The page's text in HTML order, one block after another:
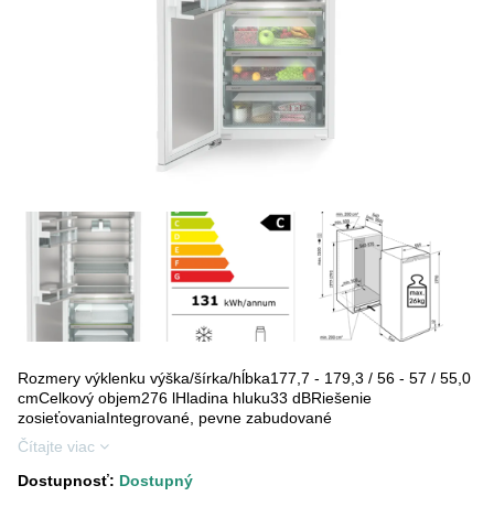
Rozmery výklenku výška/šírka/hĺbka177,7 - 179,3 / 56 - 57 / 55,0
cmCelkový objem276 lHladina hluku33 dBRiešenie
zosieťovaniaIntegrované, pevne zabudované
Čítajte viac
Dostupnosť: Dostupný